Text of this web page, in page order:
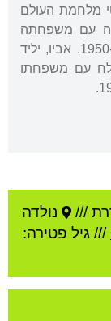
מלחמת העולם
עם משפחתה
ב-1939 לרוסיה האסייתית ועלתה ארצה ב-1950. אביו, יליד
עם משפחתו
///
נולדה
/// גיל פטירה: